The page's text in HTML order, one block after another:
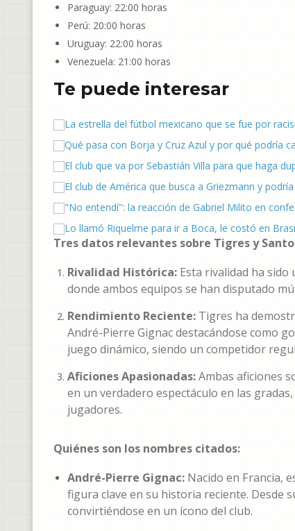
Paraguay: 22:00 horas
Perú: 20:00 horas
Uruguay: 22:00 horas
Venezuela: 21:00 horas
Te puede interesar
Tres datos relevantes sobre Tigres y
Rivalidad Histórica: Esta rivalidad ha
donde ambos equipos se han disputado
Rendimiento Reciente: Tigres ha
André-Pierre Gignac destacándose como
juego dinámico, siendo un competidor
Aficiones Apasionadas:Ambas aficiones
en un verdadero espectáculo en las
jugadores.
Quiénes son los nombres citados:
André-Pierre Gignac: Nacido en Francia,
figura clave en su historia reciente. Desde
convirtiéndose en un ícono del club.